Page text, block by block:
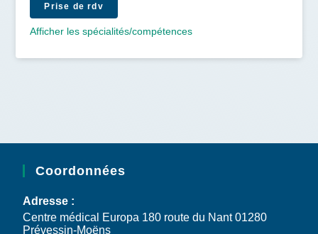
Prise de rdv
Afficher les spécialités/compétences
Coordonnées
Adresse :
Centre médical Europa 180 route du Nant 01280
Prévessin-Moëns